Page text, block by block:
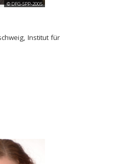
© DFG-SPP-2005
Institut für